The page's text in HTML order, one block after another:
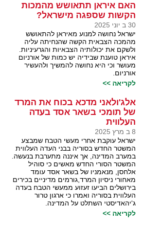
האם איראן תתאושש מהמכות
הקשות שספגה מישראל?
30 ב יוני 2025
ישראל נחושה למנוע מאיראן להתאושש
מהמכה הצבאית הקשה שהנחיתה עליה
ולשקם את יכולותיה הצבאיות והגרעיניות.
איראן טוענת שבידיה יש כמות של אורניום
מעושר וכי היא נחושה להמשיך ולהעשיר
אורניום.
לקריאה >>
אלג'ולאני מדכא בכוח את המרד
של תומכי בשאר אסד בעדה
העלווית
8 ב מרץ 2025
ישראל עוקבת אחרי מעשי הטבח שמבצע
המשטר החדש בסוריה בבני העדה העלווית
במערב המדינה, אך איננה מתערבת בנעשה.
המשטר הסורי החדש מאשים כי סוהיל
אלחסן, מנאמניו של בשאר אסד עומד
מאחורי ניסיון המרד,גורמים מדיניים בכירים
בירושלים הביעו זעזוע ממעשי הטבח בעדה
העלווית בסוריה ואמרו כי ארגון טרור
ג'יהאדיסטי השתלט על המדינה.
לקריאה >>